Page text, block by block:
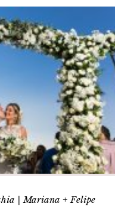
| Mariana + Felipe